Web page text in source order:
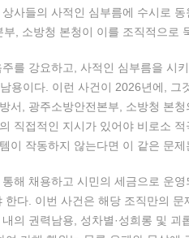
사들의 사적인 심부름에 수시로
, 소방청 본청이 이를 조직적으로
를 강요하고, 사적인 심부름을 시
용이다. 이런 사건이 2026년에,
서, 광주소방안전본부, 소방청 본
직접적인 지시가 있어야 비로소
이 작동하지 않는다면 이 같은 문
해 채용하고 시민의 세금으로 운
다. 이번 사건은 해당 조직만의
의 권력남용, 성차별·성희롱 및